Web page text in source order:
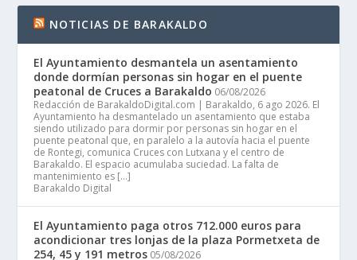
NOTICIAS DE BARAKALDO
El Ayuntamiento desmantela un asentamiento
donde dormían personas sin hogar en el puente
peatonal de Cruces a Barakaldo 06/08/2026
Redacción de BarakaldoDigital.com | Barakaldo, 6 ago 2026. El
Ayuntamiento ha desmantelado un asentamiento que estaba
siendo utilizado para dormir por personas sin hogar en el
puente peatonal que, en paralelo a la autovía hacia el puente
de Rontegi, comunica Cruces con Lutxana y el centro de
Barakaldo. El espacio acumulaba suciedad. La falta de
mantenimiento es […]
Barakaldo Digital
El Ayuntamiento paga otros 712.000 euros para
acondicionar tres lonjas de la plaza Pormetxeta de
254, 45 y 191 metros 05/08/2026